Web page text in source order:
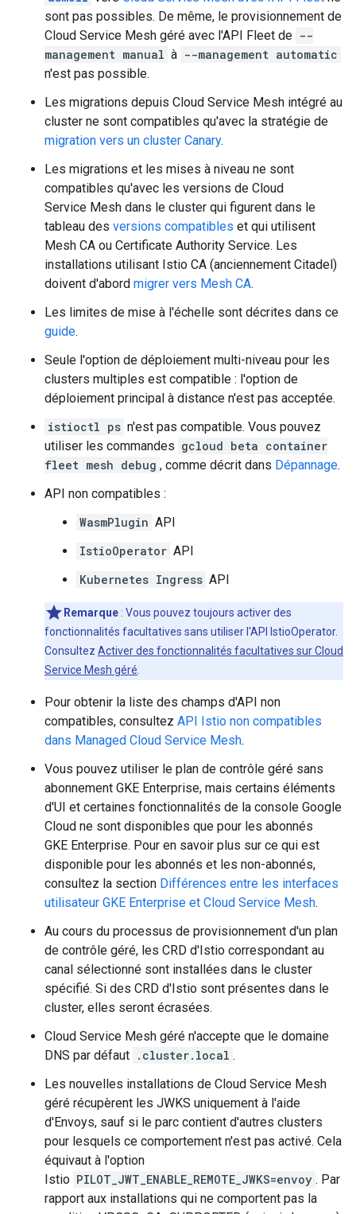
sont pas possibles. De même, le provisionnement de
Cloud Service Mesh géré avec l'API Fleet de --
management manual à --management automatic
n'est pas possible.
Les migrations depuis Cloud Service Mesh intégré au
cluster ne sont compatibles qu'avec la stratégie de
migration vers un cluster Canary.
Les migrations et les mises à niveau ne sont
compatibles qu'avec les versions de Cloud
Service Mesh dans le cluster qui figurent dans le
tableau des versions compatibles et qui utilisent
Mesh CA ou Certificate Authority Service. Les
installations utilisant Istio CA (anciennement Citadel)
doivent d'abord migrer vers Mesh CA.
Les limites de mise à l'échelle sont décrites dans ce
guide.
Seule l'option de déploiement multi-niveau pour les
clusters multiples est compatible : l'option de
déploiement principal à distance n'est pas acceptée.
istioctl ps n'est pas compatible. Vous pouvez
utiliser les commandes gcloud beta container
fleet mesh debug , comme décrit dans Dépannage.
API non compatibles :
WasmPlugin API
IstioOperator API
Kubernetes Ingress API
Remarque : Vous pouvez toujours activer des
fonctionnalités facultatives sans utiliser l'API IstioOperator.
Consultez Activer des fonctionnalités facultatives sur Cloud
Service Mesh géré
Pour obtenir la liste des champs d'API non
compatibles, consultez API Istio non compatibles
dans Managed Cloud Service Mesh.
Vous pouvez utiliser le plan de contrôle géré sans
abonnement GKE Enterprise, mais certains éléments
d'UI et certaines fonctionnalités de la console Google
Cloud ne sont disponibles que pour les abonnés
GKE Enterprise. Pour en savoir plus sur ce qui est
disponible pour les abonnés et les non-abonnés,
consultez la section Différences entre les interfaces
utilisateur GKE Enterprise et Cloud Service Mesh.
Au cours du processus de provisionnement d'un plan
de contrôle géré, les CRD d'Istio correspondant au
canal sélectionné sont installées dans le cluster
spécifié. Si des CRD d'Istio sont présentes dans le
cluster, elles seront écrasées.
Cloud Service Mesh géré n'accepte que le domaine
DNS par défaut .cluster.local .
Les nouvelles installations de Cloud Service Mesh
géré récupèrent les JWKS uniquement à l'aide
d'Envoys, sauf si le parc contient d'autres clusters
pour lesquels ce comportement n'est pas activé. Cela
équivaut à l'option
Istio PILOT_JWT_ENABLE_REMOTE_JWKS=envoy . Par
rapport aux installations qui ne comportent pas la